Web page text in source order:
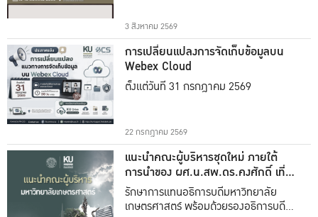
3 สิงหาคม 2569
การเปลี่ยนแปลงการจัดเก็บข้อมูลบน
Webex Cloud
ตั้งแต่วันที่ 31 กรกฎาคม 2569
22 กรกฎาคม 2569
แนะนำคณะผู้บริหารชุดใหม่ ภายใต้
การนำของ ผศ.น.สพ.ดร.คงศักดิ์ เที่ยง
ธรรม
รักษาการแทนอธิการบดีมหาวิทยาลัย
เกษตรศาสตร์ พร้อมด้วยรองอธิการบดีทั้ง